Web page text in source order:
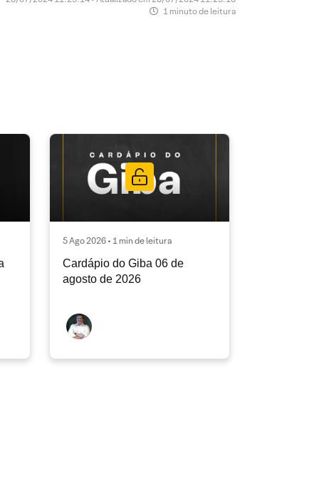
1 minuto de leitura
5 Ago 2026 • 1 min de leitura
Cardápio do Giba 06 de
agosto de 2026